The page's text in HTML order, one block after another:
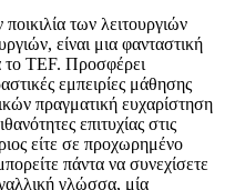
των λειτουργιών
είναι μια φανταστική
το TEF. Προσφέρει
εμπειρίες μάθησης
πραγματική ευχαρίστηση
επιτυχίας στις
είτε σε προχωρημένο
πάντα να συνεχίσετε
γλώσσα, μία